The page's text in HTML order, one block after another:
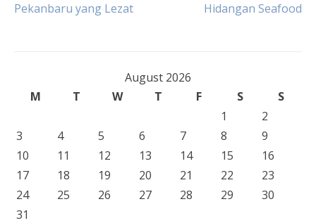
navigation
Pekanbaru yang Lezat
Hidangan Seafood
August 2026
M
T W T F S
S
1
2
3
4 5 6 7 8
9
10
11 12 13 14 15
16
17
18 19 20 21 22
23
24
25 26 27 28 29
30
31